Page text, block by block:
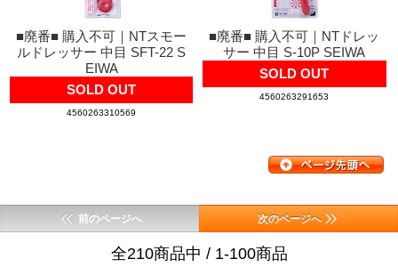
■廃番■ 購入不可｜NTスモー
ルドレッサー 中目 SFT-22 S
EIWA
SOLD OUT
4560263310569
■廃番■ 購入不可｜NTドレッ
サー 中目 S-10P SEIWA
SOLD OUT
4560263291653
前のページへ 次のページへ
全210商品中 / 1-100商品